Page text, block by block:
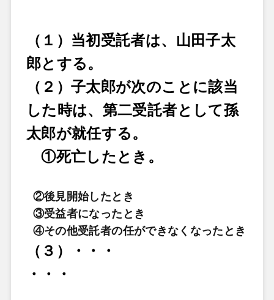
（１）当初受託者は、山田子太
郎とする。
（２）子太郎が次のことに該当
した時は、第二受託者として孫
太郎が就任する。
①死亡したとき。
②後見開始したとき
③受益者になったとき
④その他受託者の任ができなくなったとき
（３）・・・
・・・